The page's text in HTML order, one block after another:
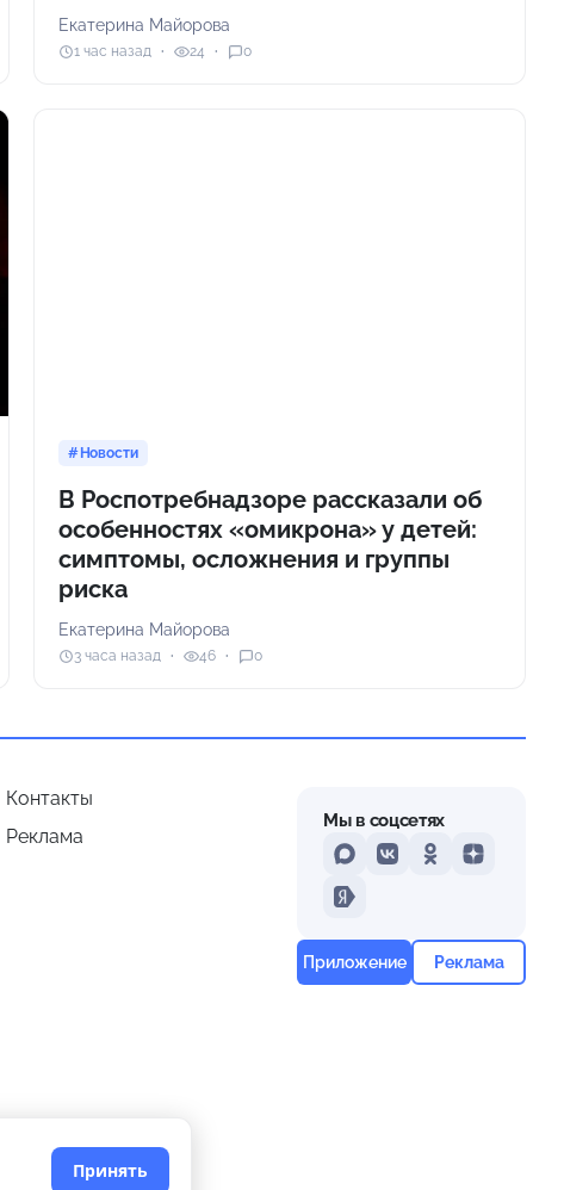
Екатерина Майорова
1 час назад 24 0
Новости
В Роспотребнадзоре рассказали об
особенностях «омикрона» у детей:
симптомы, осложнения и группы
риска
Екатерина Майорова
3 часа назад 46 0
Контакты
Реклама
Мы в соцсетях
MAXVKontakteOdnoklassniki
Dzen
Yandex
Приложение Реклама
Принять